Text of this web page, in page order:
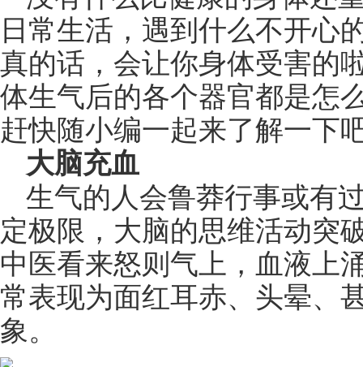
日常生活，遇到什么不开心
真的话，会让你身体受害的
体生气后的各个器官都是怎
赶快随小编一起来了解一下
大脑充血
生气的人会鲁莽行事或有
定极限，大脑的思维活动突
中医看来怒则气上，血液上
常表现为面红耳赤、头晕、
象。